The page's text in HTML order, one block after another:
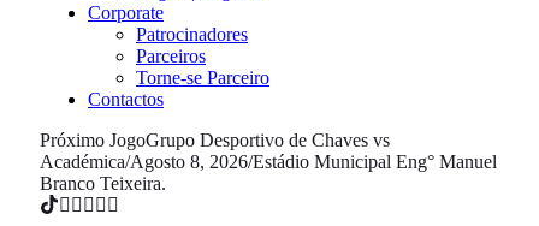
Corporate
Patrocinadores
Parceiros
Torne-se Parceiro
Contactos
Próximo JogoGrupo Desportivo de Chaves vs
Académica/Agosto 8, 2026/Estádio Municipal Eng° Manuel
Branco Teixeira.